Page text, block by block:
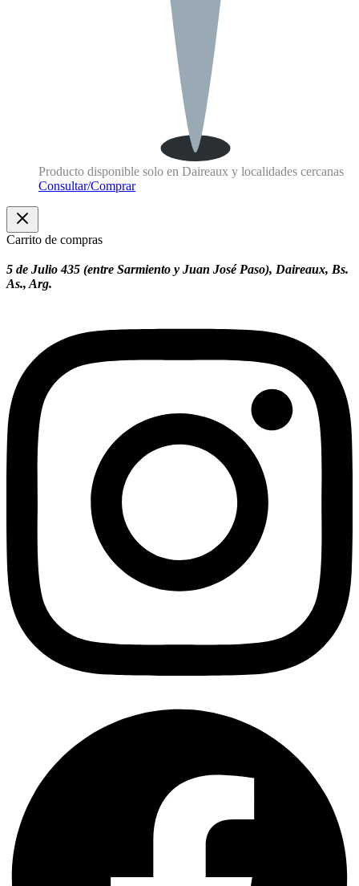
Producto disponible solo en Daireaux y localidades cercanas
Consultar/Comprar
Carrito de compras
5 de Julio 435 (entre Sarmiento y Juan José Paso), Daireaux, Bs.
As., Arg.